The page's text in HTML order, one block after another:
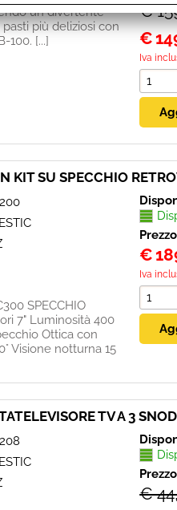
un divertente
più deliziosi con
100. [...]
€
€
Iva
KIT SU SPECCHIO
SPECCHIO
7" Luminosità 400
Ottica con
Visione notturna 15
€
Iva
TV A 3
€